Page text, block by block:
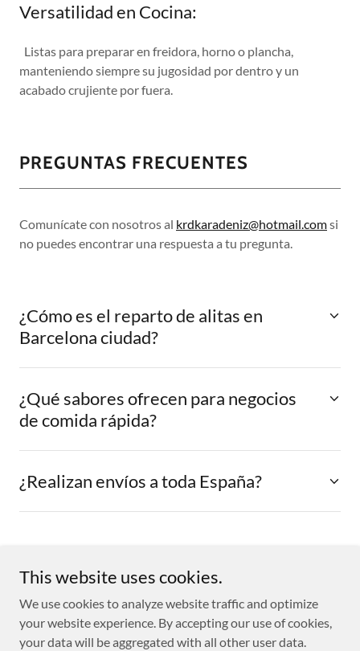
Versatilidad en Cocina:
Listas para preparar en freidora, horno o plancha,
manteniendo siempre su jugosidad por dentro y un
acabado crujiente por fuera.
PREGUNTAS FRECUENTES
Comunícate con nosotros al krdkaradeniz@hotmail.comsi
no puedes encontrar una respuesta a tu pregunta.
¿Cómo es el reparto de alitas en
Barcelona ciudad?
¿Qué sabores ofrecen para negocios
de comida rápida?
¿Realizan envíos a toda España?
Copyright © 2026 KARADENIZ - All Rights Reserved.
Powered by
This website uses cookies.
We use cookies to analyze website traffic and optimize
your website experience. By accepting our use of cookies,
your data will be aggregated with all other user data.